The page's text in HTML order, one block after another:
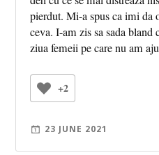
pierdut. Mi-a spus ca imi da
ceva. I-am zis sa sada
ziua femeii pe care nu am
+2
23 JUNE 2021